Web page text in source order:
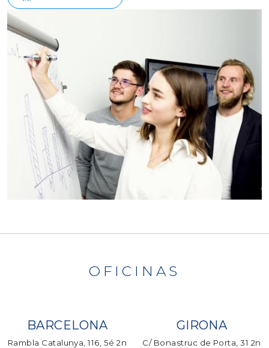
OFICINAS
BARCELONA
Rambla Catalunya, 116, 5é 2n
GIRONA
C/ Bonastruc de Porta, 31 2n